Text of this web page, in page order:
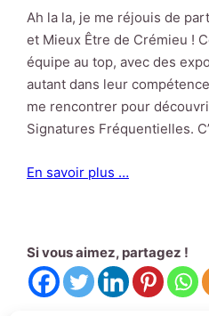
Ah la la, je me réjouis de
et Mieux Être de Crémieu !
équipe au top, avec des
autant dans leur
me rencontrer pour
Signatures Fréquentielles.
En savoir plus …
Si vous aimez, partagez !